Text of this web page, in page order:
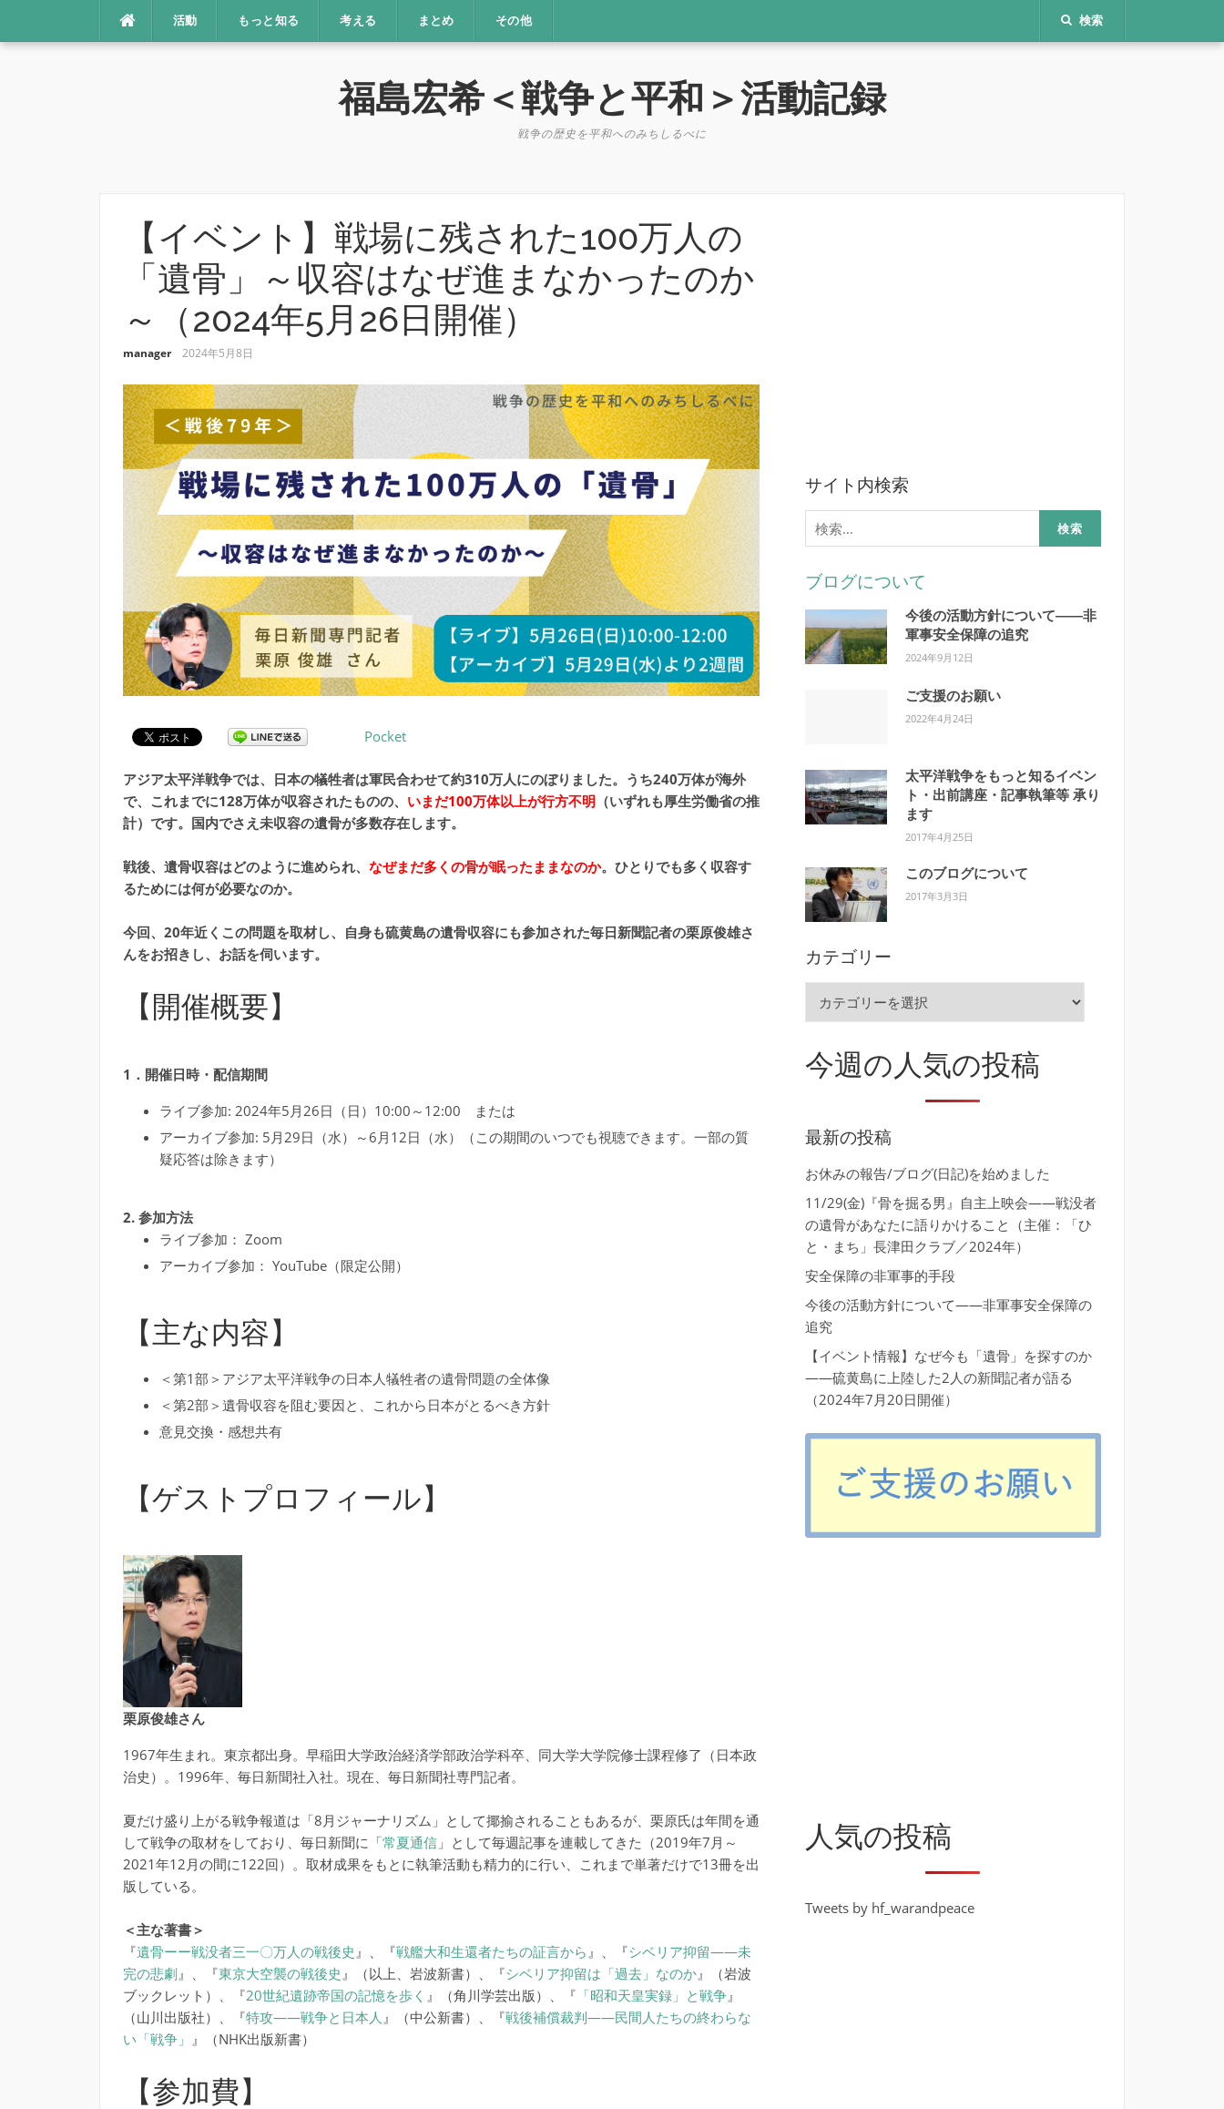
活動 もっと知る 考える まとめ その他 検索
福島宏希＜戦争と平和＞活動記録
戦争の歴史を平和へのみちしるべに
【イベント】戦場に残された100万人の
「遺骨」～収容はなぜ進まなかったのか
～（2024年5月26日開催）
manager 2024年5月8日
Pocket
アジア太平洋戦争では、日本の犠牲者は軍民合わせて約310万人にのぼりました。うち240万体が海外
で、これまでに128万体が収容されたものの、 いまだ100万体以上が行方不明 （いずれも厚生労働省の推
計）です。国内でさえ未収容の遺骨が多数存在します。
戦後、遺骨収容はどのように進められ、 なぜまだ多くの骨が眠ったままなのか。ひとりでも多く収容す
るためには何が必要なのか。
今回、20年近くこの問題を取材し、自身も硫黄島の遺骨収容にも参加された毎日新聞記者の栗原俊雄さ
んをお招きし、お話を伺います。
【開催概要】
1．開催日時・配信期間
ライブ参加: 2024年5月26日（日）10:00～12:00 または
アーカイブ参加: 5月29日（水）～6月12日（水）（この期間のいつでも視聴できます。一部の質
疑応答は除きます）
2. 参加方法
ライブ参加： Zoom
アーカイブ参加： YouTube（限定公開）
【主な内容】
＜第1部＞アジア太平洋戦争の日本人犠牲者の遺骨問題の全体像
＜第2部＞遺骨収容を阻む要因と、これから日本がとるべき方針
意見交換・感想共有
【ゲストプロフィール】
栗原俊雄さん
1967年生まれ。東京都出身。早稲田大学政治経済学部政治学科卒、同大学大学院修士課程修了（日本政
治史）。1996年、毎日新聞社入社。現在、毎日新聞社専門記者。
夏だけ盛り上がる戦争報道は「8月ジャーナリズム」として揶揄されることもあるが、栗原氏は年間を通
して戦争の取材をしており、毎日新聞に「常夏通信」として毎週記事を連載してきた（2019年7月～
2021年12月の間に122回）。取材成果をもとに執筆活動も精力的に行い、これまで単著だけで13冊を出
版している。
＜主な著書＞
『遺骨ーー戦没者三一〇万人の戦後史 』、『戦艦大和生還者たちの証言から 』、『シベリア抑留――未
完の悲劇 』、『東京大空襲の戦後史 』（以上、岩波新書）、『シベリア抑留は「過去」なのか』（岩波
ブックレット）、『20世紀遺跡帝国の記憶を歩く 』（角川学芸出版）、『 「昭和天皇実録」と戦争』
（山川出版社）、『特攻――戦争と日本人 』（中公新書）、『戦後補償裁判――民間人たちの終わらな
い「戦争」
』（NHK出版新書）
【参加費】
サイト内検索
検
索:
ブログについて
今後の活動方針について――非
軍事安全保障の追究
2024年9月12日
ご支援のお願い
2022年4月24日
太平洋戦争をもっと知るイベン
ト・出前講座・記事執筆等 承り
ます
2017年4月25日
このブログについて
2017年3月3日
カテゴリー
リ
今週の人気の投稿
最新の投稿
お休みの報告/ブログ(日記)を始めました
11/29(金)『骨を掘る男』自主上映会――戦没者
の遺骨があなたに語りかけること（主催：「ひ
と・まち」長津田クラブ／2024年）
安全保障の非軍事的手段
今後の活動方針について――非軍事安全保障の
追究
【イベント情報】なぜ今も「遺骨」を探すのか
――硫黄島に上陸した2人の新聞記者が語る
（2024年7月20日開催）
人気の投稿
Tweets by hf_warandpeace